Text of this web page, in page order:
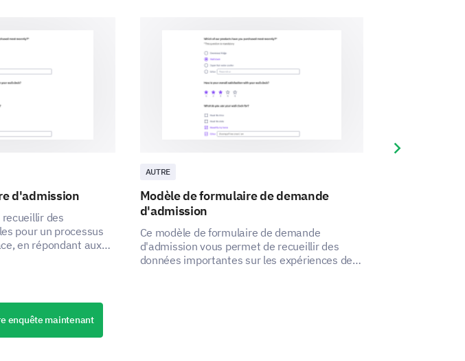
tailor our service, we'd appreciate some general information about
group?
d'admission
recueillir des
pour un processus
en répondant aux
AUTRE
Modèle de formulaire de demande
d'admission
Ce modèle de formulaire de demande
d'admission vous permet de recueillir des
données importantes sur les expériences des
Next slide
enquête maintenant